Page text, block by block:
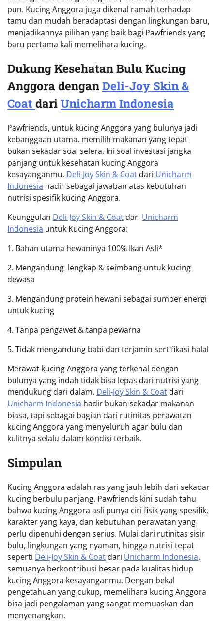
pun. Kucing Anggora juga dikenal ramah terhadap
tamu dan mudah beradaptasi dengan lingkungan baru,
menjadikannya pilihan yang baik bagi Pawfriends yang
baru pertama kali memelihara kucing.
Dukung Kesehatan Bulu Kucing
Anggora denganDeli-Joy Skin &
Coat dariUnicharm Indonesia
Pawfriends, untuk kucing Anggora yang bulunya jadi
kebanggaan utama, memilih makanan yang tepat
bukan sekadar soal selera. Ini soal investasi jangka
panjang untuk kesehatan kucing Anggora
kesayanganmu. Deli-Joy Skin & Coat dari Unicharm
Indonesia hadir sebagai jawaban atas kebutuhan
nutrisi spesifik kucing Anggora.
Keunggulan Deli-Joy Skin & Coat dari Unicharm
Indonesia untuk Kucing Anggora:
1. Bahan utama hewaninya 100% Ikan Asli*
2. Mengandung lengkap & seimbang untuk kucing
dewasa
3. Mengandung protein hewani sebagai sumber energi
untuk kucing
4. Tanpa pengawet & tanpa pewarna
5. Tidak mengandung babi dan terjamin sertifikasi halal
Merawat kucing Anggora yang terkenal dengan
bulunya yang indah tidak bisa lepas dari nutrisi yang
mendukung dari dalam. Deli-Joy Skin & Coat dari
Unicharm Indonesia hadir bukan sekadar makanan
biasa, tapi sebagai bagian dari rutinitas perawatan
kucing Anggora yang menyeluruh agar bulu dan
kulitnya selalu dalam kondisi terbaik.
Simpulan
Kucing Anggora adalah ras yang jauh lebih dari sekadar
kucing berbulu panjang. Pawfriends kini sudah tahu
bahwa kucing Anggora asli punya ciri fisik yang spesifik,
karakter yang kaya, dan kebutuhan perawatan yang
perlu dipenuhi dengan serius. Mulai dari rutinitas sisir
bulu, lingkungan yang nyaman, hingga nutrisi tepat
seperti Deli-Joy Skin & Coat dari Unicharm Indonesia,
semuanya berkontribusi besar pada kualitas hidup
kucing Anggora kesayanganmu. Dengan bekal
pengetahuan yang cukup, memelihara kucing Anggora
bisa jadi pengalaman yang sangat memuaskan dan
menyenangkan.